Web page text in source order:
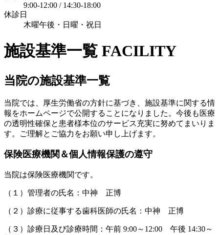
9:00-12:00 / 14:30-18:00
休診日
木曜午後・日曜・祝日
施設基準一覧 FACILITY
当院の施設基準一覧
当院では、厚生労働省の方針に基づき、施設基準に関する情
報をホームページで公開することになりました。今後も医療
の透明性確保と患者様本位のサービス充実に努めてまいりま
す。ご理解とご協力をお願い申し上げます。
保険医療機関＆個人情報保護の遵守
当院は保険医療機関です。
（１）管理者の氏名：中神 正博
（２）診療に従事する歯科医師の氏名：中神 正博
（３）診療日及び診療時間：午前 9:00～12:00 午後 14:30～